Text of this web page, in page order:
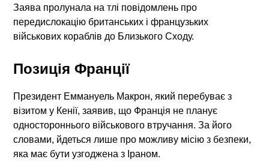
Заява пролунала на тлі повідомлень про
передислокацію британських і французьких
військових кораблів до Близького Сходу.
Позиція Франції
Президент Еммануель Макрон, який перебуває з
візитом у Кенії, заявив, що Франція не планує
одностороннього військового втручання. За його
словами, йдеться лише про можливу місію з безпеки,
яка має бути узгоджена з Іраном.